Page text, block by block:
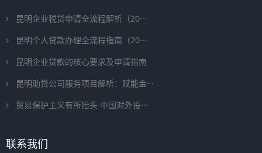
昆明企业税贷申请全流程解析（20···
昆明个人贷款办理全流程指南（20···
昆明企业贷款的核心要求及申请指南
昆明助贷公司服务项目解析：赋能金···
贸易保护主义有所抬头 中国对外投···
联系我们